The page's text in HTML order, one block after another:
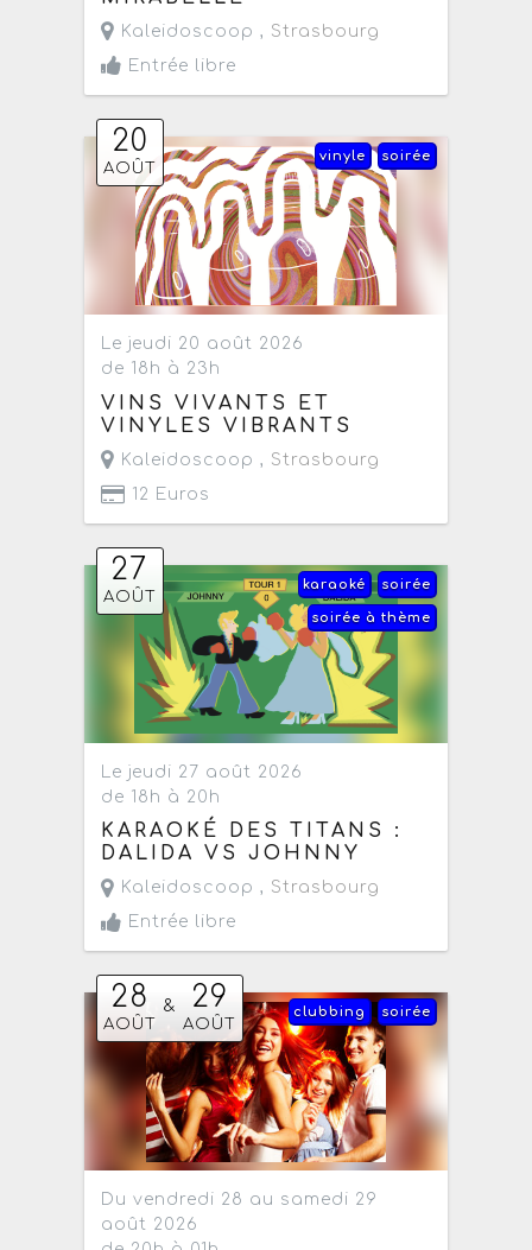
Kaleidoscoop , Strasbourg
Entrée libre
20
AOÛT
soirée
vinyle
Le jeudi 20 août 2026
de 18h à 23h
VINS VIVANTS ET
VINYLES VIBRANTS
Kaleidoscoop , Strasbourg
12 Euros
27
AOÛT
soirée
karaoké
soirée à thème
Le jeudi 27 août 2026
de 18h à 20h
KARAOKÉ DES TITANS :
DALIDA VS JOHNNY
Kaleidoscoop , Strasbourg
Entrée libre
28
AOÛT
& 29
AOÛT
soirée
clubbing
Du vendredi 28 au samedi 29
août 2026